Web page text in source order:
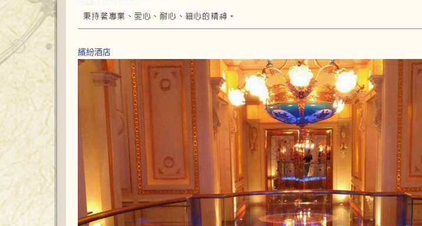
繽紛酒店